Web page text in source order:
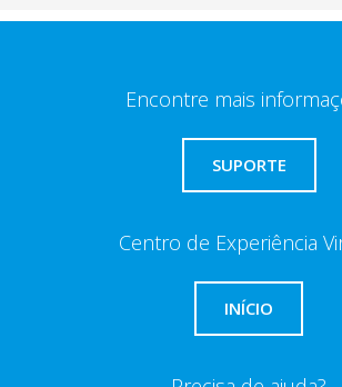
Encontre mais
SUPORTE
Centro de Experiência
INÍCIO